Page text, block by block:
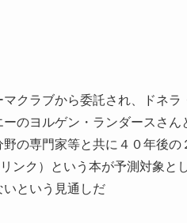
クラブから委託され、ドネ
のヨルゲン・ランダースさ
野の専門家等と共に４０年後
ンク）という本が予測対象と
という見通しだ